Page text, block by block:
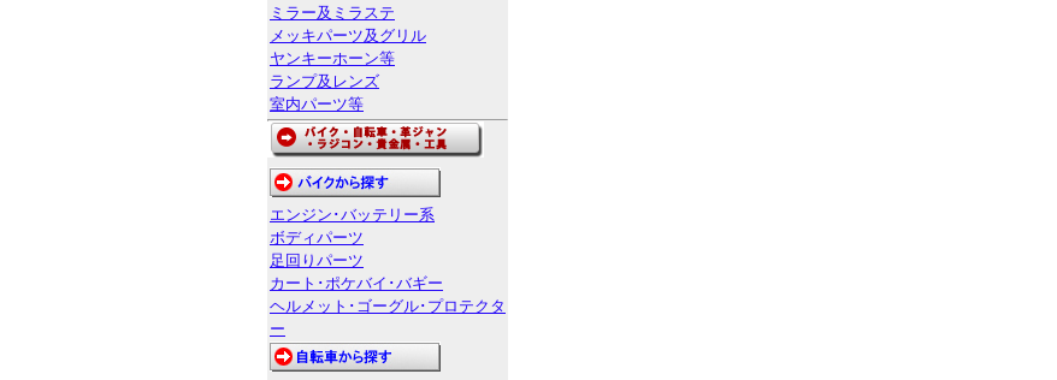
ミラー及ミラステ
メッキパーツ及グリル
ヤンキーホーン等
ランプ及レンズ
室内パーツ等
エンジン･バッテリー系
ボディパーツ
足回りパーツ
カート･ポケバイ･バギー
ヘルメット･ゴーグル･プロテクタ
ー